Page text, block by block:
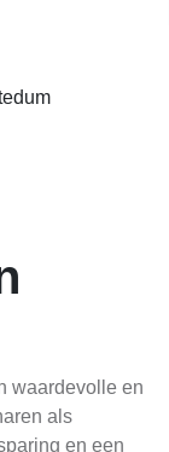
waardevolle en
als
en een